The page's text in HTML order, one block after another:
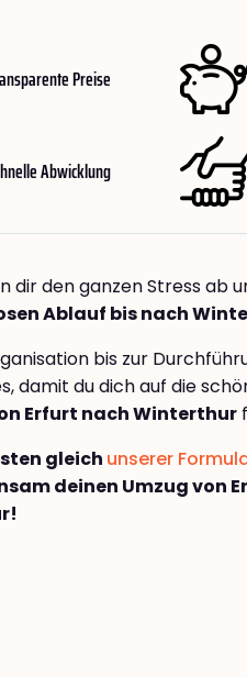
Preise
Abwicklung
dir den ganzen Stress ab
Ablauf bis nach
bis zur
damit du dich auf die
Erfurt nach Winterthur
gleich unserer
deinen Umzug von